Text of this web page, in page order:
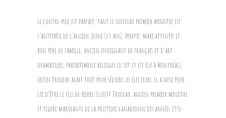
Le contre-pied est parfait, tant le nouveau premier ministre est
l’antithèse de l’ancien. Jeune (43 ans), sportif, mari attentif et
bon père de famille, ancien enseignant de français et d’art
dramatique, parfaitement bilingue (il vit et est élu à Montréal),
Justin Trudeau avait tout pour séduire les électeurs. Il a aussi pour
lui d’être le fils de Pierre Elliott Trudeau, ancien premier ministre
et figure marquante de la politique canadienne des années 1970-